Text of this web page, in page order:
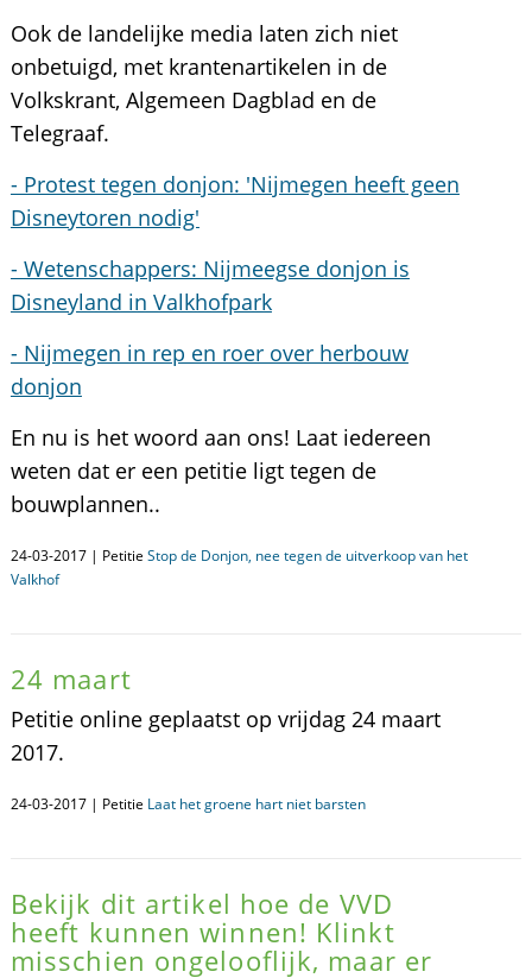
Ook de landelijke media laten zich niet
onbetuigd, met krantenartikelen in de
Volkskrant, Algemeen Dagblad en de
Telegraaf.
- Protest tegen donjon: 'Nijmegen heeft geen
Disneytoren nodig'
- Wetenschappers: Nijmeegse donjon is
Disneyland in Valkhofpark
- Nijmegen in rep en roer over herbouw
donjon
En nu is het woord aan ons! Laat iedereen
weten dat er een petitie ligt tegen de
bouwplannen..
24-03-2017 | Petitie Stop de Donjon, nee tegen de uitverkoop van het
Valkhof
24 maart
Petitie online geplaatst op vrijdag 24 maart
2017.
24-03-2017 | Petitie Laat het groene hart niet barsten
Bekijk dit artikel hoe de VVD
heeft kunnen winnen! Klinkt
misschien ongelooflijk, maar er